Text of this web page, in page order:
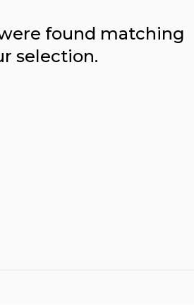
found matching
selection.